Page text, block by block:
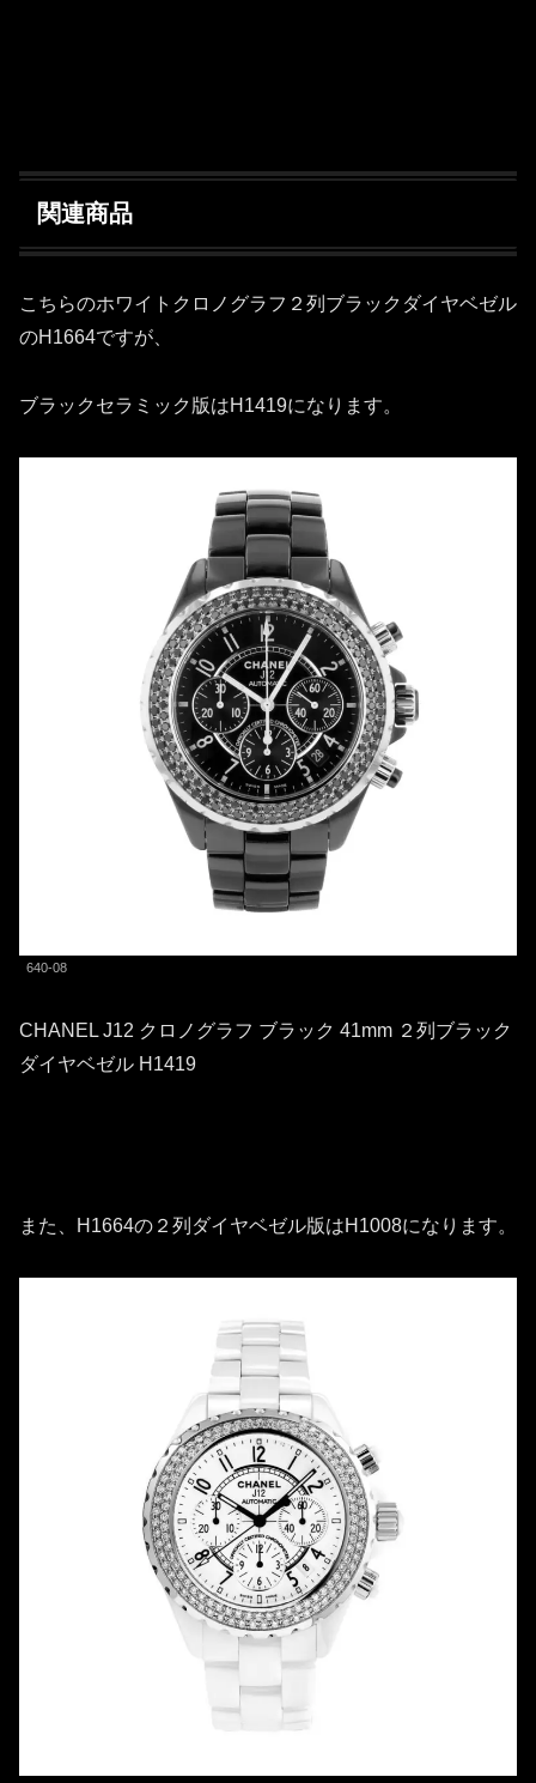
関連商品
こちらのホワイトクロノグラフ２列ブラックダイヤベゼル
のH1664ですが、
ブラックセラミック版はH1419になります。
640-08
CHANEL J12 クロノグラフ ブラック 41mm ２列ブラック
ダイヤベゼル H1419
また、H1664の２列ダイヤベゼル版はH1008になります。